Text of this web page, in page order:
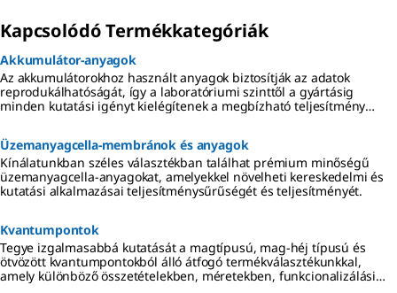
Kapcsolódó Termékkategóriák
Akkumulátor-anyagok
Az akkumulátorokhoz használt anyagok biztosítják az adatok
reprodukálhatóságát, így a laboratóriumi szinttől a gyártásig
minden kutatási igényt kielégítenek a megbízható teljesítmény
Üzemanyagcella-membránok és anyagok
Kínálatunkban széles választékban találhat prémium minőségű
üzemanyagcella-anyagokat, amelyekkel növelheti kereskedelmi és
kutatási alkalmazásai teljesítménysűrűségét és teljesítményét.
Kvantumpontok
Tegye izgalmasabbá kutatását a magtípusú, mag-héj típusú és
ötvözött kvantumpontokból álló átfogó termékválasztékunkkal,
amely különböző összetételekben, méretekben, funkcionalizálási